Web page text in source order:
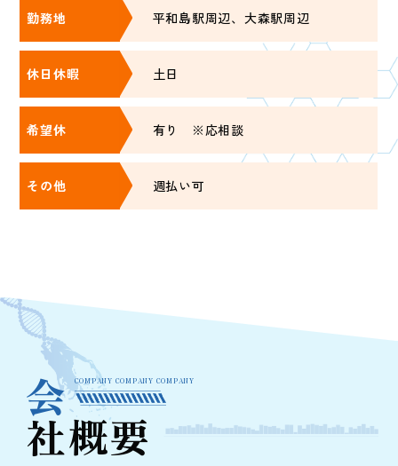
勤務地 平和島駅周辺、大森駅周辺
休日休暇 土日
希望休 有り ※応相談
その他 週払い可
会
社概要